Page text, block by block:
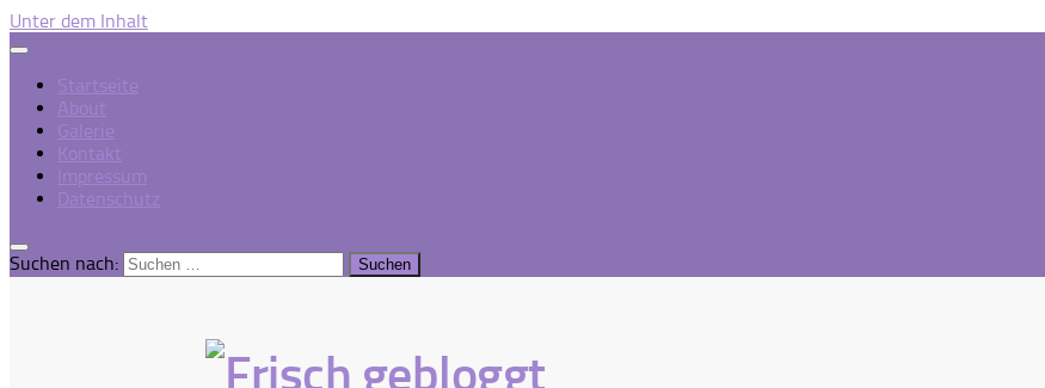
Unter dem Inhalt
Startseite
About
Galerie
Kontakt
Impressum
Datenschutz
Suchen nach: